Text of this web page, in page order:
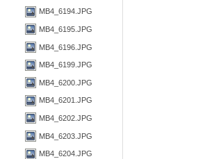
MB4_6194.JPG
MB4_6195.JPG
MB4_6196.JPG
MB4_6199.JPG
MB4_6200.JPG
MB4_6201.JPG
MB4_6202.JPG
MB4_6203.JPG
MB4_6204.JPG